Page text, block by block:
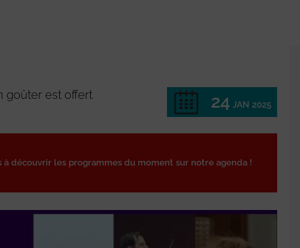
goûter est offert
24 JAN 2025
à découvrir les programmes du moment sur notre agenda !